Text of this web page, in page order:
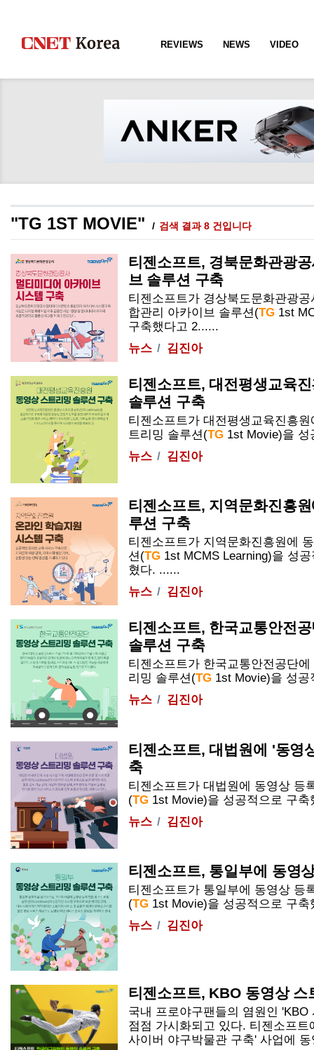
REVIEWS NEWS VIDEO
"TG 1ST MOVIE" 검색 결과 8 건입니다
티젠소프트, 경북문화관광
브 솔루션 구축
티젠소프트가 경상북도문화관광
합관리 아카이브 솔루션(TG 1st
구축했다고 2......
뉴스
김진아
티젠소프트, 대전평생교육
솔루션 구축
티젠소프트가 대전평생교육진흥
트리밍 솔루션(TG 1st Movie)을 성
뉴스
김진아
티젠소프트, 지역문화진흥
루션 구축
티젠소프트가 지역문화진흥원에
션(TG 1stMCMS Learning)을 성
혔다. ......
뉴스
김진아
티젠소프트, 한국교통안전
솔루션 구축
티젠소프트가 한국교통안전공단
리밍 솔루션(TG 1st Movie)을 성공
뉴스
김진아
티젠소프트, 대법원에 '동영
축
티젠소프트가 대법원에 동영상 등
(TG 1st Movie)을 성공적으로 구
뉴스
김진아
티젠소프트, 통일부에 동영
티젠소프트가 통일부에 동영상 등
(TG 1st Movie)을 성공적으로 구
뉴스
김진아
티젠소프트, KBO 동영상 스
국내 프로야구팬들의 염원인
점점 가시화되고 있다. 티젠소프
사이버 야구박물관 구축' 사업에